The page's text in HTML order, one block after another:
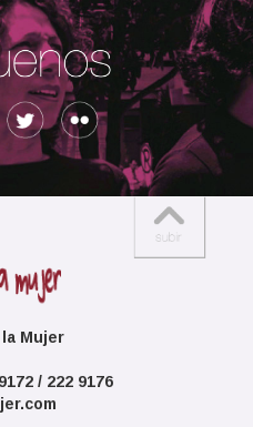
Mujer
/ 222 9176